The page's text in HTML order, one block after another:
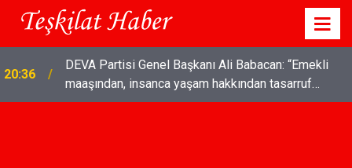
20:36
DEVA Partisi Genel Başkanı Ali Babacan: “Emekli
maaşından, insanca yaşam hakkından tasarruf
olmaz"